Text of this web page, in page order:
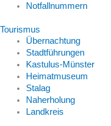
Notfallnummern
Tourismus
Übernachtung
Stadtführungen
Kastulus-Münster
Heimatmuseum
Stalag
Naherholung
Landkreis